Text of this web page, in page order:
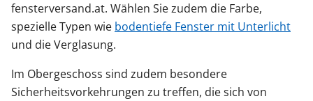
fensterversand.at. Wählen Sie zudem die Farbe,
spezielle Typen wie bodentiefe Fenster mit Unterlicht
und die Verglasung.
Im Obergeschoss sind zudem besondere
Sicherheitsvorkehrungen zu treffen, die sich von